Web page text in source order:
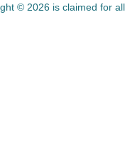
© 2026 is claimed for